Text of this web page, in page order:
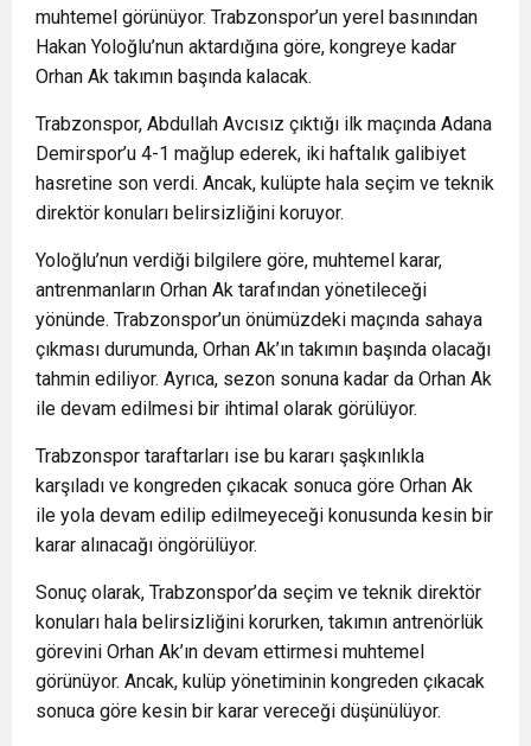
muhtemel görünüyor. Trabzonspor’un yerel basınından
Hakan Yoloğlu’nun aktardığına göre, kongreye kadar
Orhan Ak takımın başında kalacak.
Trabzonspor, Abdullah Avcısız çıktığı ilk maçında Adana
Demirspor’u 4-1 mağlup ederek, iki haftalık galibiyet
hasretine son verdi. Ancak, kulüpte hala seçim ve teknik
direktör konuları belirsizliğini koruyor.
Yoloğlu’nun verdiği bilgilere göre, muhtemel karar,
antrenmanların Orhan Ak tarafından yönetileceği
yönünde. Trabzonspor’un önümüzdeki maçında sahaya
çıkması durumunda, Orhan Ak’ın takımın başında olacağı
tahmin ediliyor. Ayrıca, sezon sonuna kadar da Orhan Ak
ile devam edilmesi bir ihtimal olarak görülüyor.
Trabzonspor taraftarları ise bu kararı şaşkınlıkla
karşıladı ve kongreden çıkacak sonuca göre Orhan Ak
ile yola devam edilip edilmeyeceği konusunda kesin bir
karar alınacağı öngörülüyor.
Sonuç olarak, Trabzonspor’da seçim ve teknik direktör
konuları hala belirsizliğini korurken, takımın antrenörlük
görevini Orhan Ak’ın devam ettirmesi muhtemel
görünüyor. Ancak, kulüp yönetiminin kongreden çıkacak
sonuca göre kesin bir karar vereceği düşünülüyor.